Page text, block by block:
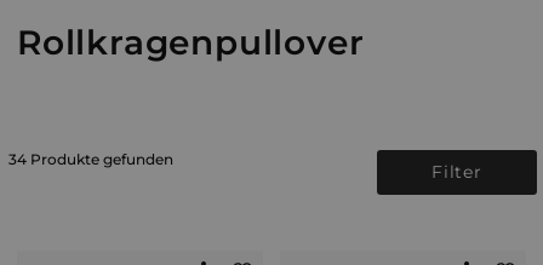
Rollkragenpullover
34 Produkte gefunden
Filter